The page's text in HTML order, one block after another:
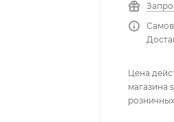
Цена
магазина